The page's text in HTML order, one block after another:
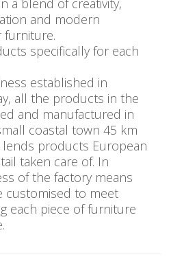
a blend of creativity,
and modern
furniture.
specifically for each
established in
all the products in the
and manufactured in
coastal town 45 km
products European
taken care of. In
of the factory means
customised to meet
each piece of furniture